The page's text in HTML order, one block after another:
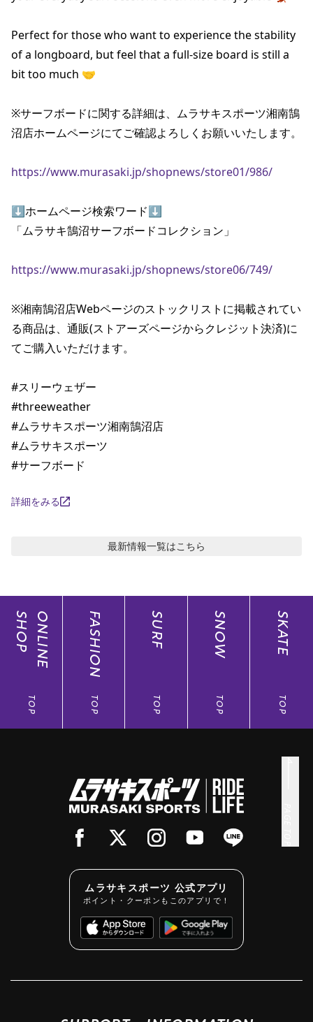
Perfect for those who want to experience the stability
of a longboard, but feel that a full-size board is still a
bit too much 🤝
※サーフボードに関する詳細は、ムラサキスポーツ湘南鵠
沼店ホームページにてご確認よろしくお願いいたします。
https://www.murasaki.jp/shopnews/store01/986/
⬇️ホームページ検索ワード⬇️
「ムラサキ鵠沼サーフボードコレクション」
https://www.murasaki.jp/shopnews/store06/749/
※湘南鵠沼店Webページのストックリストに掲載されてい
る商品は、通販(ストアーズページからクレジット決済)に
てご購入いただけます。
#スリーウェザー
#threeweather
#ムラサキスポーツ湘南鵠沼店
#ムラサキスポーツ
#サーフボード
詳細をみる
最新情報一覧はこちら
ONLINE
SHOP
TOP
FASHION
TOP
SURF
TOP
SNOW
TOP
SKATE
TOP
ムラサキスポーツ 公式アプリ
ポイント・クーポンもこのアプリで！